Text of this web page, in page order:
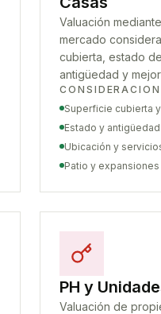
Valuación
mercado
cubierta, estado
antigüedad y
Superficie cubierta
Estado y antigüedad
Ubicación y
Patio y expansiones
PH y
Valuación de